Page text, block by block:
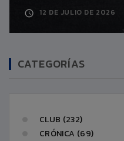
12 DE JULIO DE 2026
CATEGORÍAS
CLUB (232)
CRÓNICA (69)